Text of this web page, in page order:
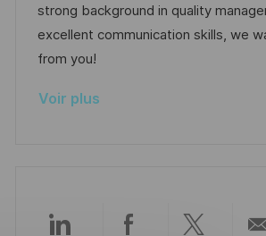
t
i
o
f
i
c
e
d
p
r
i
e
strong background in quality
excellent communication skills, we
from you!
Voir plus